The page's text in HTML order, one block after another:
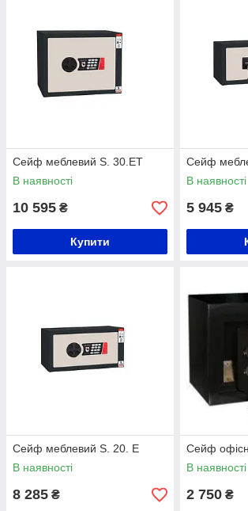
Сейф меблевий S. 30.ET
В наявності
10 595 ₴
Купити
Сейф
В наявності
5 945 ₴
Сейф меблевий S. 20. Е
В наявності
8 285 ₴
Сейф
В наявності
2 750 ₴